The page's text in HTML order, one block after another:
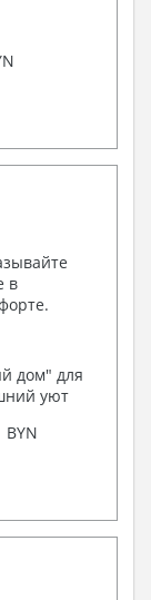
в
дом" для
уют
BYN